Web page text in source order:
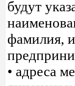
будут
фамилия,
• адреса